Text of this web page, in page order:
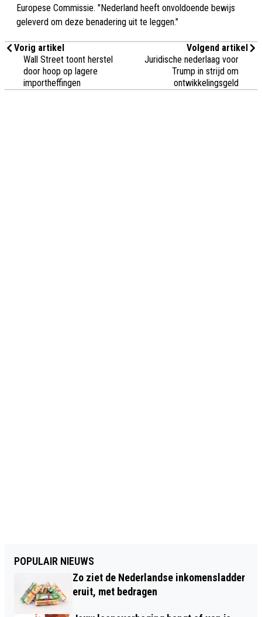
Europese Commissie. "Nederland heeft onvoldoende bewijs
geleverd om deze benadering uit te leggen."
Vorig artikel
Wall Street toont herstel
door hoop op lagere
importheffingen
Volgend artikel
Juridische nederlaag voor
Trump in strijd om
ontwikkelingsgeld
POPULAIR NIEUWS
Zo ziet de Nederlandse inkomensladder
eruit, met bedragen